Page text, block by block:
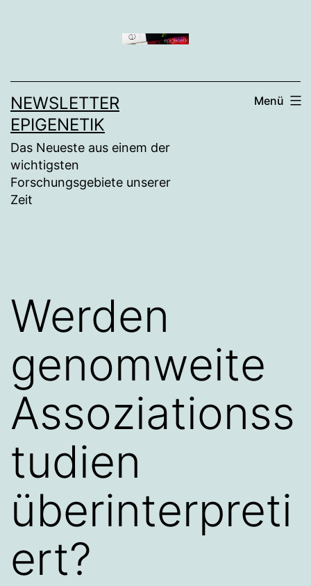
NEWSLETTER
EPIGENETIK
Das Neueste aus einem der
wichtigsten
Forschungsgebiete unserer
Zeit
Menü
Werden
genomweite
Assoziationss
tudien
überinterpreti
ert?